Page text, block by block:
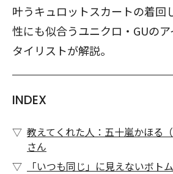
叶うキュロットスカートの着回
性にも似合うユニクロ・GUの
タイリストが解説。
INDEX
教えてくれた人：五十嵐かほる
さん
「いつも同じ」に見えないボト